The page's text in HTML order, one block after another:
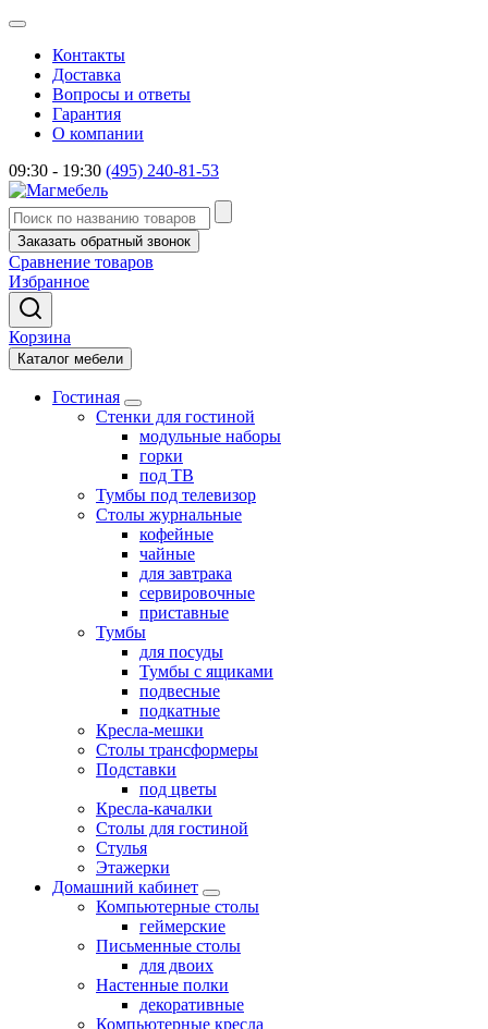
Контакты
Доставка
Вопросы и ответы
Гарантия
О компании
09:30 - 19:30 (495) 240-81-53
Заказать обратный звонок
Сравнение товаров
Избранное
Корзина
Каталог мебели
Гостиная
Стенки для гостиной
модульные наборы
горки
под ТВ
Тумбы под телевизор
Столы журнальные
кофейные
чайные
для завтрака
сервировочные
приставные
Тумбы
для посуды
Тумбы с ящиками
подвесные
подкатные
Кресла-мешки
Столы трансформеры
Подставки
под цветы
Кресла-качалки
Столы для гостиной
Стулья
Этажерки
Домашний кабинет
Компьютерные столы
геймерские
Письменные столы
для двоих
Настенные полки
декоративные
Компьютерные кресла